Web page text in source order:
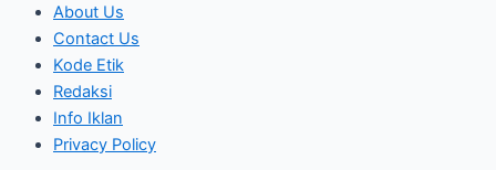
About Us
Contact Us
Kode Etik
Redaksi
Info Iklan
Privacy Policy